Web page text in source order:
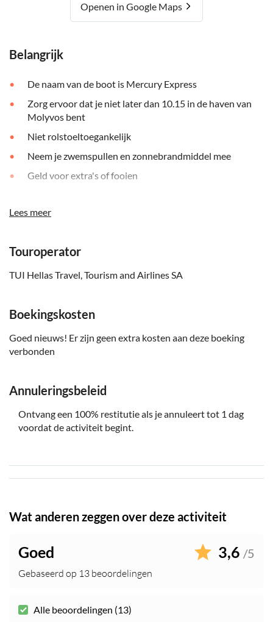
Openen in Google Maps
Belangrijk
De naam van de boot is Mercury Express
Zorg ervoor dat je niet later dan 10.15 in de haven van
Molyvos bent
Niet rolstoeltoegankelijk
Neem je zwemspullen en zonnebrandmiddel mee
Geld voor extra's of fooien
Afhankelijk van de weersomstandigheden
veranderingen onderhevig zijn
Lees meer
Touroperator
TUI Hellas Travel, Tourism and Airlines SA
Boekingskosten
Goed nieuws! Er zijn geen extra kosten aan deze boeking
verbonden
Annuleringsbeleid
Ontvang een 100% restitutie als je annuleert tot 1 dag
voordat de activiteit begint.
Wat anderen zeggen over deze activiteit
Goed 3,6 /5
Gebaseerd op 13 beoordelingen
Alle beoordelingen (13)